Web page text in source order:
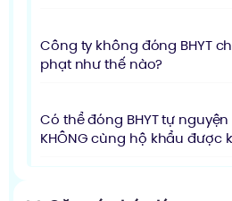
Công ty không đóng BHYT
phạt như thế nào?
Có thể đóng BHYT tự
KHÔNG cùng hộ khẩu được